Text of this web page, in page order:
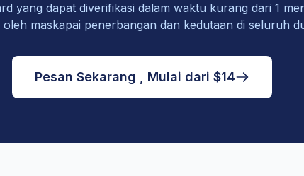
yang dapat diverifikasi dalam waktu kurang dari 1
oleh maskapai penerbangan dan kedutaan di seluruh
Pesan Sekarang , Mulai dari $14